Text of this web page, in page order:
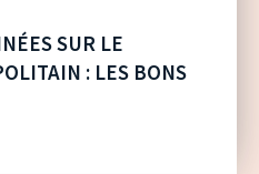
SUR LE
: LES BONS